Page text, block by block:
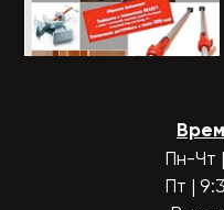
Пн-Чт
Пт |